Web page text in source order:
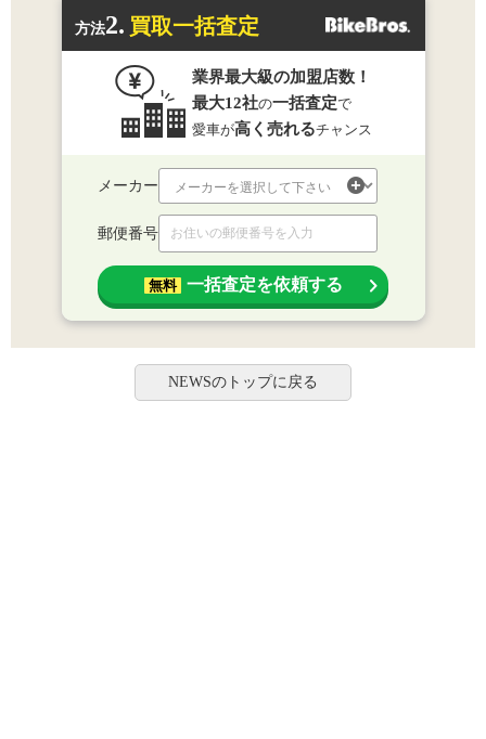
方法2. 買取一括査定
業界最大級の加盟店数！
最大12社の一括査定で
愛車が高く売れるチャンス
メーカー
郵便番号
無料 一括査定を依頼する
NEWSのトップに戻る